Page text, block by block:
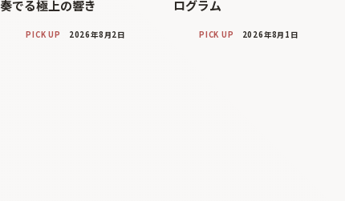
奏でる極上の響き
PICK UP 2026年8月2日
ログラム
PICK UP 2026年8月1日